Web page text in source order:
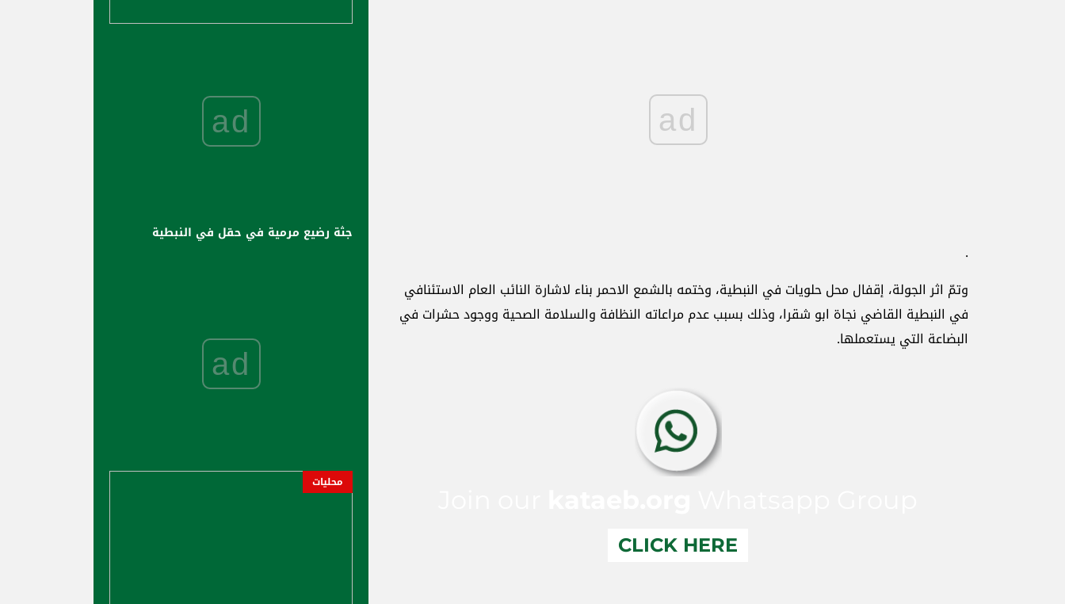
ad
.
وتمّ اثر الجولة، إقفال محل حلويات في النبطية، وختمه بالشمع الاحمر بناء لاشارة النائب العام الاستئنافي
في النبطية القاضي نجاة ابو شقرا، وذلك بسبب عدم مراعاته النظافة والسلامة الصحية ووجود حشرات في
البضاعة التي يستعملها.
CLICK HERE
ad
جثة رضيع مرمية في حقل في النبطية
ad
محليات